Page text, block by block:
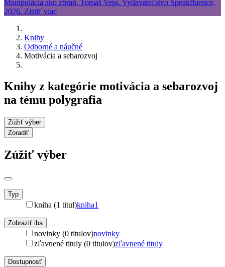
Knihy
Odborné a náučné
Motivácia a sebarozvoj
Knihy z kategórie motivácia a sebarozvoj
na tému polygrafia
Zúžiť výber
Zoradiť
Zúžiť výber
Typ
kniha (1 titul)kniha1
Zobraziť iba
novinky (0 titulov)novinky
zľavnené tituly (0 titulov)zľavnené tituly
Dostupnosť